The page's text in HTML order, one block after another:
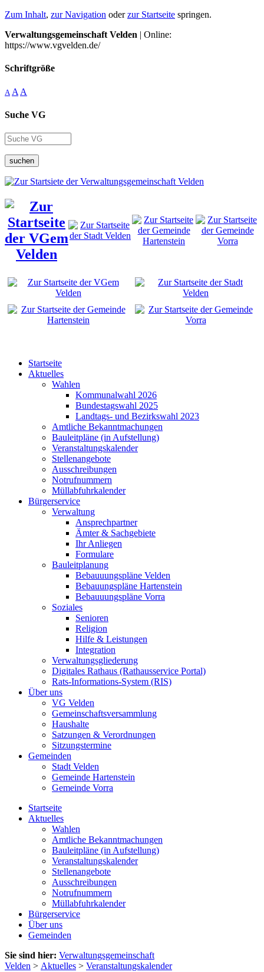
Zum Inhalt, zur Navigation oderzur Startseite springen.
Verwaltungsgemeinschaft Velden | Online:
https://www.vgvelden.de/
Schriftgröße
A A A
Suche VG
suchen
Startseite
Aktuelles
Wahlen
Kommunalwahl 2026
Bundestagswahl 2025
Landtags- und Bezirkswahl 2023
Amtliche Bekanntmachungen
Bauleitpläne (in Aufstellung)
Veranstaltungskalender
Stellenangebote
Ausschreibungen
Notrufnummern
Müllabfuhrkalender
Bürgerservice
Verwaltung
Ansprechpartner
Ämter & Sachgebiete
Ihr Anliegen
Formulare
Bauleitplanung
Bebauuungspläne Velden
Bebauungspläne Hartenstein
Bebauuungspläne Vorra
Soziales
Senioren
Religion
Hilfe & Leistungen
Integration
Verwaltungsgliederung
Digitales Rathaus (Rathausservice Portal)
Rats-Informations-System (RIS)
Über uns
VG Velden
Gemeinschaftsversammlung
Haushalte
Satzungen & Verordnungen
Sitzungstermine
Gemeinden
Stadt Velden
Gemeinde Hartenstein
Gemeinde Vorra
Startseite
Aktuelles
Wahlen
Amtliche Bekanntmachungen
Bauleitpläne (in Aufstellung)
Veranstaltungskalender
Stellenangebote
Ausschreibungen
Notrufnummern
Müllabfuhrkalender
Bürgerservice
Über uns
Gemeinden
Sie sind hier: Verwaltungsgemeinschaft
Velden > Aktuelles > Veranstaltungskalender